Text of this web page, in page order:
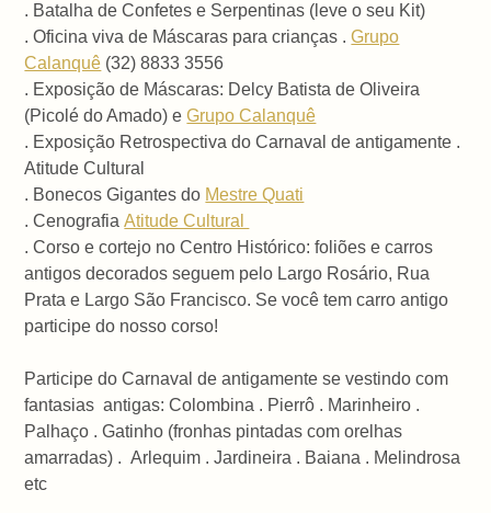
. Batalha de Confetes e Serpentinas (leve o seu Kit)
. Oficina viva de Máscaras para crianças .Grupo
Calanquê (32) 8833 3556
. Exposição de Máscaras: Delcy Batista de Oliveira
(Picolé do Amado) eGrupo Calanquê
. Exposição Retrospectiva do Carnaval de antigamente .
Atitude Cultural
. Bonecos Gigantes do Mestre Quati
. CenografiaAtitude Cultural
. Corso e cortejo no Centro Histórico: foliões e carros
antigos decorados seguem pelo Largo Rosário, Rua
Prata e Largo São Francisco. Se você tem carro antigo
participe do nosso corso!
Participe do Carnaval de antigamente se vestindo com
fantasias antigas: Colombina . Pierrô . Marinheiro .
Palhaço . Gatinho (fronhas pintadas com orelhas
amarradas) . Arlequim . Jardineira . Baiana . Melindrosa
etc